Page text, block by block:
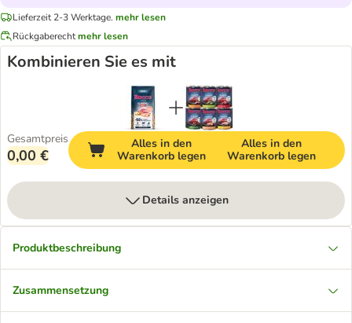
Lieferzeit 2-3 Werktage. mehr lesen
Rückgaberechtmehr lesen
Kombinieren Sie es mit
Gesamtpreis
0,00 €
Alles in den
Warenkorb legen
Alles in den
Warenkorb legen
Details anzeigen
Produktbeschreibung
Zusammensetzung